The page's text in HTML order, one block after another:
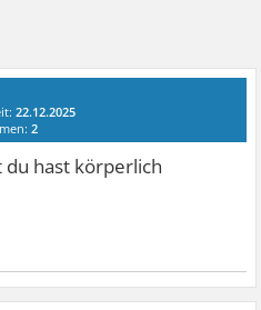
22.12.2025
2
du hast körperlich